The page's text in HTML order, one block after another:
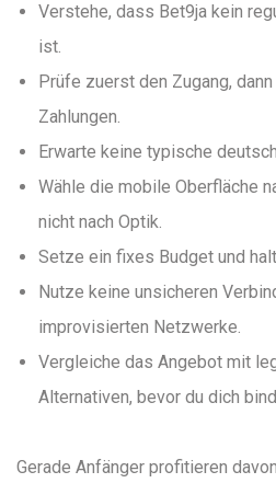
Verstehe, dass Bet9ja kein
ist.
Prüfe zuerst den Zugang,
Zahlungen.
Erwarte keine typische
Wähle die mobile Oberfläche
nicht nach Optik.
Setze ein fixes Budget und
Nutze keine unsicheren
improvisierten Netzwerke.
Vergleiche das Angebot mit
Alternativen, bevor du dich
Gerade Anfänger profitieren